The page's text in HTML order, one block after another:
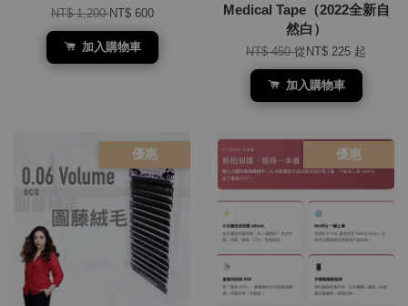
NT$ 1,200NT$ 600
加入購物車
Medical Tape（2022全新自
然白）
NT$ 450從 NT$ 225 起
加入購物車
優惠 優惠